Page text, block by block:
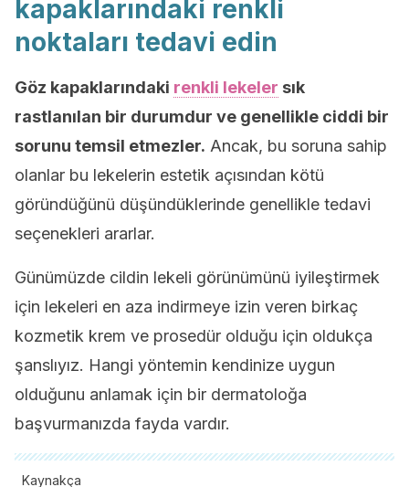
kapaklarındaki renkli
noktaları tedavi edin
Göz kapaklarındaki renkli lekeler sık
rastlanılan bir durumdur ve genellikle ciddi bir
sorunu temsil etmezler. Ancak, bu soruna sahip
olanlar bu lekelerin estetik açısından kötü
göründüğünü düşündüklerinde genellikle tedavi
seçenekleri ararlar.
Günümüzde cildin lekeli görünümünü iyileştirmek
için lekeleri en aza indirmeye izin veren birkaç
kozmetik krem ​​ve prosedür olduğu için oldukça
şanslıyız. Hangi yöntemin kendinize uygun
olduğunu anlamak için bir dermatoloğa
başvurmanızda fayda vardır.
Kaynakça